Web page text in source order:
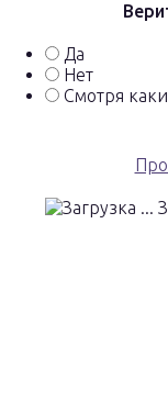
Да
Нет
Смотря